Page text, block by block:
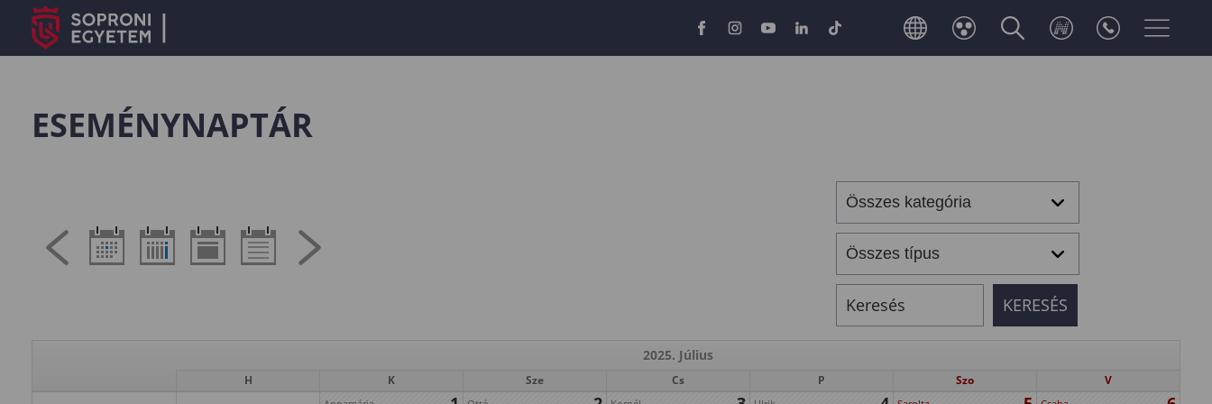
ESEMÉNYNAPTÁR
2025. Július
H K Sze Cs P Szo V